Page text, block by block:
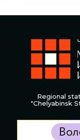
Regional
"Chelyabinsk